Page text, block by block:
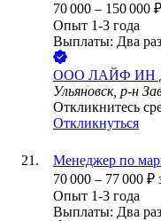
70 000 – 150 000 ₽
Опыт 1-3 года
Выплаты: Два
ООО ЛАЙФ ИН
Ульяновск, р-н
Откликнитесь
Откликнуться
Менеджер по
70 000 – 77 000 ₽
Опыт 1-3 года
Выплаты: Два